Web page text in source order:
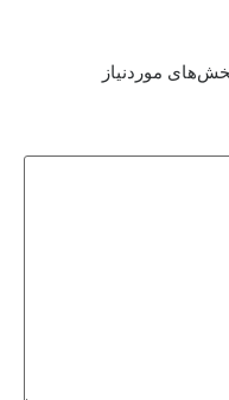
موردنیاز